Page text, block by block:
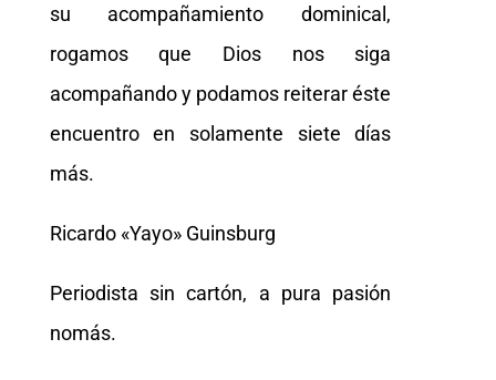
su acompañamiento dominical,
rogamos que Dios nos siga
acompañando y podamos reiterar éste
encuentro en solamente siete días
más.
Ricardo «Yayo» Guinsburg
Periodista sin cartón, a pura pasión
nomás.